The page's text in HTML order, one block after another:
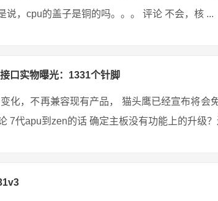
说，cpu的盖子是铜的吗。。。 评论 不会，核 ...
口实物曝光：1331个针脚
化，不再兼容现有产品， 猫头鹰已经宣布将会
7代apu到zen的话 确定主板没有功能上的升级？